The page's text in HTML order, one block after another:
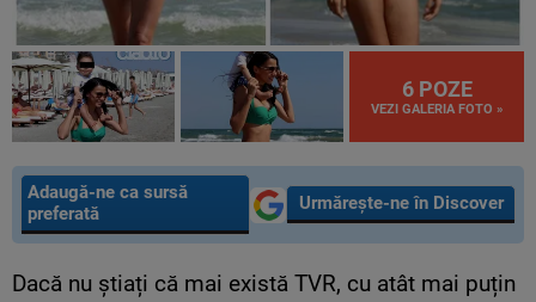
6 POZE
VEZI GALERIA FOTO »
Adaugă-ne ca sursă
preferată
Urmărește-ne în Discover
Dacă nu știați că mai există TVR, cu atât mai puțin